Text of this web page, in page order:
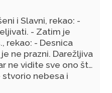
i Slavni, rekao: -
- Zatim je
rekao: - Desnica
ne prazni. Darežljiva
ne vidite sve ono što
stvorio nebesa i
umanjilo od onoga